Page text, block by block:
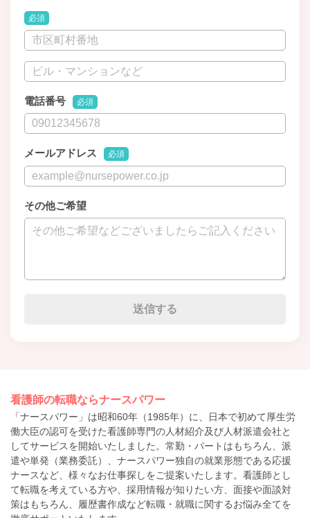
必須
電話番号 必須
メールアドレス 必須
その他ご希望
看護師の転職ならナースパワー
「ナースパワー」は昭和60年（1985年）に、日本で初めて厚生労
働大臣の認可を受けた看護師専門の人材紹介及び人材派遣会社と
してサービスを開始いたしました。常勤・パートはもちろん、派
遣や単発（業務委託）、ナースパワー独自の就業形態である応援
ナースなど、様々なお仕事探しをご提案いたします。看護師とし
て転職を考えている方や、採用情報が知りたい方、面接や面談対
策はもちろん、履歴書作成など転職・就職に関するお悩み全てを